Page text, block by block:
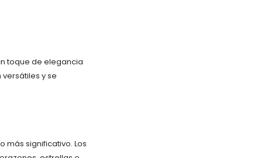
toque de elegancia
y se
significativo. Los